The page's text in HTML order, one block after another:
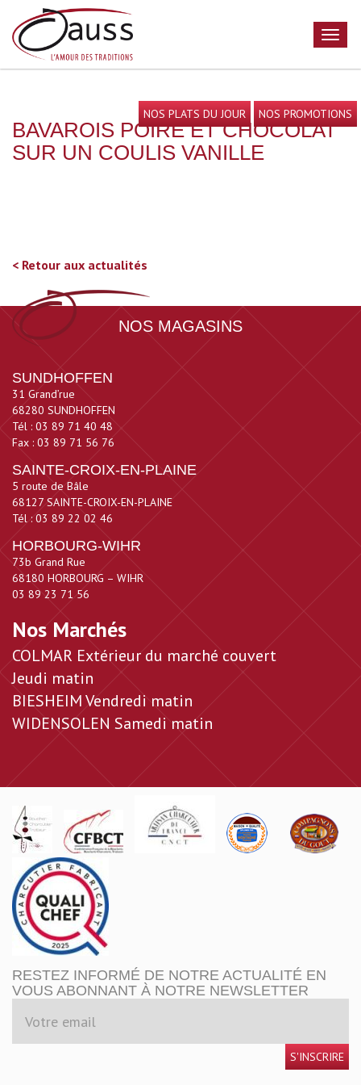
NOS PLATS DU JOUR NOS PROMOTIONS
BAVAROIS POIRE ET CHOCOLAT
SUR UN COULIS VANILLE
< Retour aux actualités
NOS MAGASINS
SUNDHOFFEN
31 Grand’rue
68280 SUNDHOFFEN
Tél : 03 89 71 40 48
Fax : 03 89 71 56 76
SAINTE-CROIX-EN-PLAINE
5 route de Bâle
68127 SAINTE-CROIX-EN-PLAINE
Tél : 03 89 22 02 46
HORBOURG-WIHR
73b Grand Rue
68180 HORBOURG – WIHR
03 89 23 71 56
Nos Marchés
COLMAR Extérieur du marché couvert
Jeudi matin
BIESHEIM Vendredi matin
WIDENSOLEN Samedi matin
RESTEZ INFORMÉ DE NOTRE ACTUALITÉ EN
VOUS ABONNANT À NOTRE NEWSLETTER